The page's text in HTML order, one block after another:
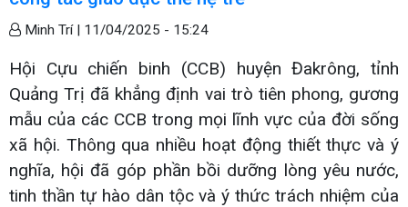
Minh Trí | 11/04/2025 - 15:24
Hội Cựu chiến binh (CCB) huyện Đakrông, tỉnh
Quảng Trị đã khẳng định vai trò tiên phong, gương
mẫu của các CCB trong mọi lĩnh vực của đời sống
xã hội. Thông qua nhiều hoạt động thiết thực và ý
nghĩa, hội đã góp phần bồi dưỡng lòng yêu nước,
tinh thần tự hào dân tộc và ý thức trách nhiệm của